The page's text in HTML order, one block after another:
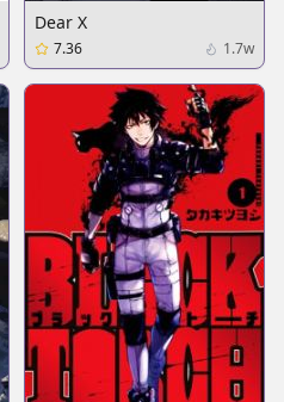
Dear X
7.36 1.7w